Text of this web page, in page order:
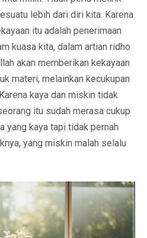
lebih dari diri kita. Karena
itu adalah penerimaan
kuasa kita, dalam artian ridho
akan memberikan kekayaan
materi, melainkan kecukupan
kaya dan miskin tidak
itu sudah merasa cukup
yang kaya tapi tidak pernah
yang miskin malah selalu